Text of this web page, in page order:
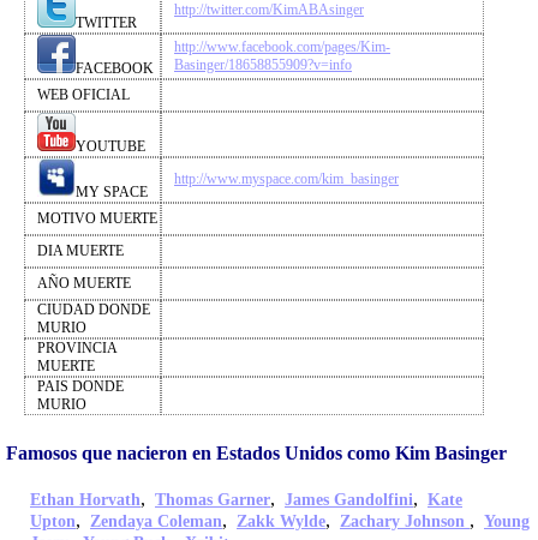
TWITTER
http://twitter.com/KimABAsinger
FACEBOOK
http://www.facebook.com/pages/Kim-
Basinger/18658855909?v=info
WEB OFICIAL
YOUTUBE
MY SPACE
http://www.myspace.com/kim_basinger
MOTIVO MUERTE
DIA MUERTE
AÑO MUERTE
CIUDAD DONDE
MURIO
PROVINCIA
MUERTE
PAIS DONDE
MURIO
Famosos que nacieron en Estados Unidos como Kim Basinger
Ethan Horvath, Thomas Garner, James Gandolfini, Kate
Upton, Zendaya Coleman, Zakk Wylde, Zachary Johnson , Young